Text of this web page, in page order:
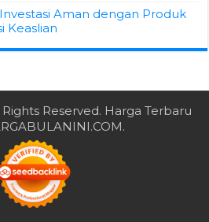
Aman dengan Produk
Keaslian
Reserved. Harga Terbaru